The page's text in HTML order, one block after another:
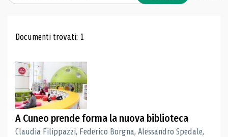
Risultati di ricerca
Documenti trovati: 1
A Cuneo prende forma la nuova biblioteca
Claudia Filippazzi, Federico Borgna, Alessandro Spedale,